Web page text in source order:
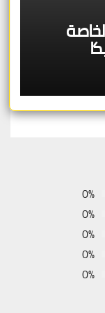
0%
0%
0%
0%
0%